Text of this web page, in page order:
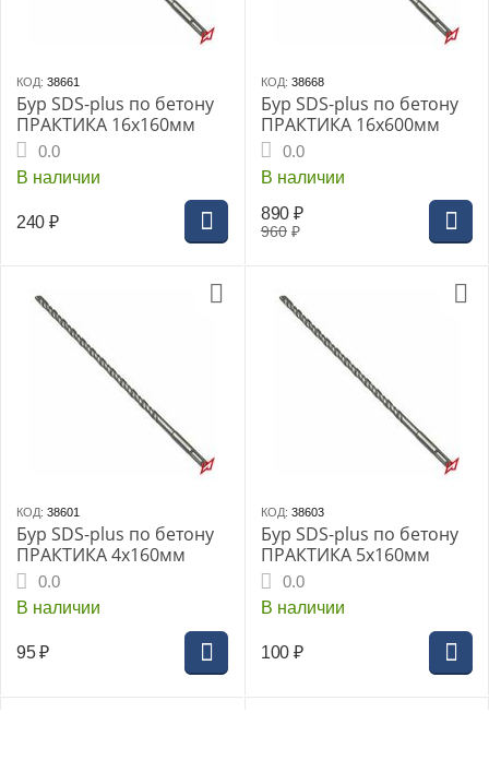
КОД: 38661
Бур SDS-plus по бетону
ПРАКТИКА 16х160мм
0.0
В наличии
240 ₽
КОД: 38668
Бур SDS-plus по бетону
ПРАКТИКА 16х600мм
0.0
В наличии
960 ₽
890 ₽
КОД: 38601
Бур SDS-plus по бетону
ПРАКТИКА 4х160мм
0.0
В наличии
95 ₽
КОД: 38603
Бур SDS-plus по бетону
ПРАКТИКА 5х160мм
0.0
В наличии
100 ₽